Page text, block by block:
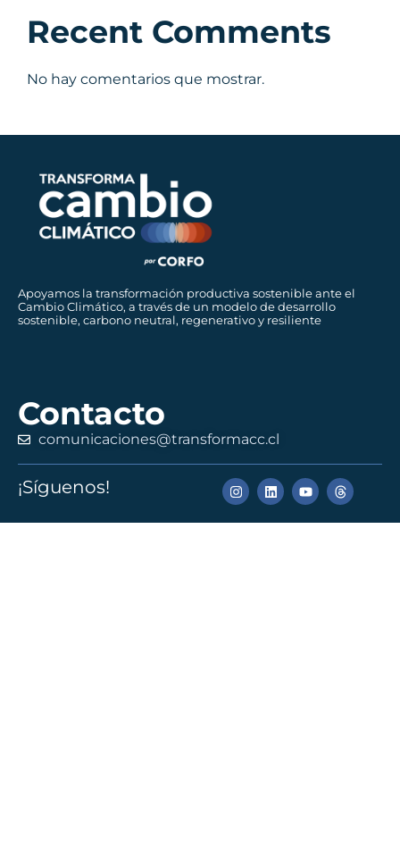
Recent Comments
No hay comentarios que mostrar.
Apoyamos la transformación productiva sostenible ante el
Cambio Climático, a través de un modelo de desarrollo
sostenible, carbono neutral, regenerativo y resiliente
Contacto
comunicaciones@transformacc.cl
¡Síguenos!